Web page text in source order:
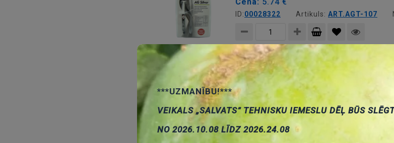
ID:00028322 Artikuls: ART.AGT-107
Pievienot
grozam
Pasta siltumvadītspēja, 2.8W/mK, -
Cena: 4.69 €
Artikuls: ART.AGT-275
Pievienot
***UZMANĪBU!***
VEIKALS „SALVATS” TEHNISKU IEMESLU DĒĻ BŪS
NO 2026.10.08 LĪDZ 2026.24.08